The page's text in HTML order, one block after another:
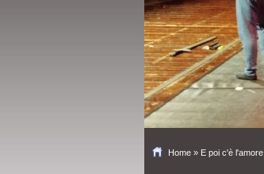
Home » E poi c'è l'amore